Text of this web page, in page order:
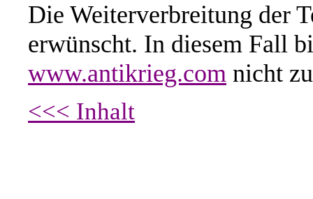
Die Weiterverbreitung der
erwünscht. In diesem Fall
www.antikrieg.com nicht
<<< Inhalt